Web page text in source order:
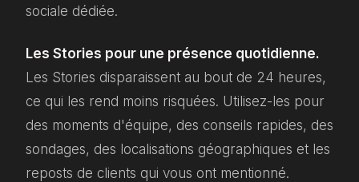
sociale dédiée.
Les Stories pour une présence quotidienne.
Les Stories disparaissent au bout de 24 heures,
ce qui les rend moins risquées. Utilisez-les pour
des moments d'équipe, des conseils rapides, des
sondages, des localisations géographiques et les
reposts de clients qui vous ont mentionné.